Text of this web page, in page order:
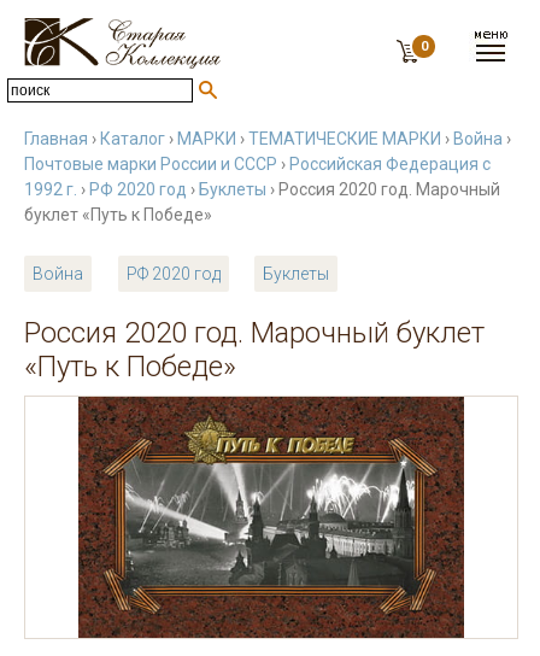
0
Главная › Каталог › МАРКИ ›ТЕМАТИЧЕСКИЕ МАРКИ › Война ›
Почтовые марки России и СССР › Российская Федерация с
1992 г. › РФ 2020 год › Буклеты › Россия 2020 год. Марочный
буклет «Путь к Победе»
Война РФ 2020 год Буклеты
Россия 2020 год. Марочный буклет
«Путь к Победе»